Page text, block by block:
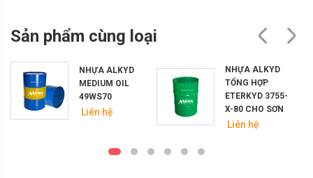
Sản phẩm cùng loại
NHỰA ALKYD
MEDIUM OIL
49WS70
Liên hệ
NHỰA ALKYD
TỔNG HỢP
ETERKYD 3755-
X-80 CHO SƠN
Liên hệ